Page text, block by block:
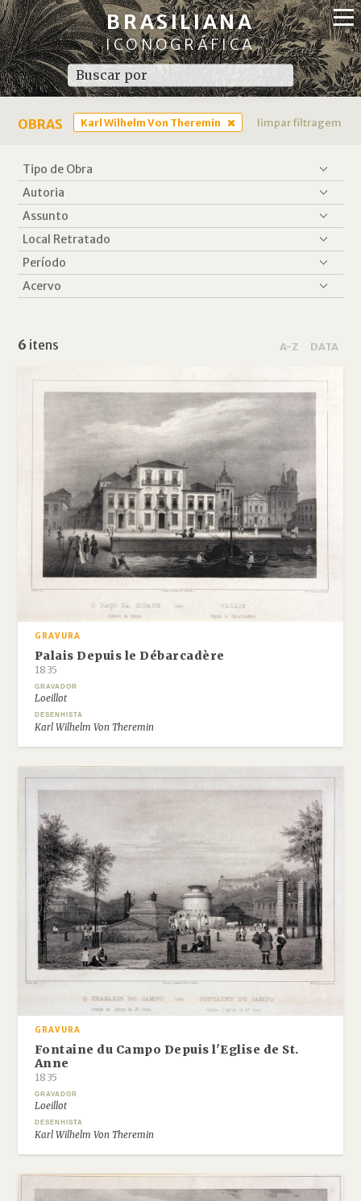
BRASILIANA
ICONOGRÁFICA
OBRAS Karl Wilhelm Von Theremin limpar filtragem
6 itens A-Z DATA
GRAVURA
Palais Depuis le Débarcadère
1835
GRAVADOR
Loeillot
DESENHISTA
Karl Wilhelm Von Theremin
GRAVURA
Fontaine du Campo Depuis l'Eglise de St.
Anne
1835
GRAVADOR
Loeillot
DESENHISTA
Karl Wilhelm Von Theremin